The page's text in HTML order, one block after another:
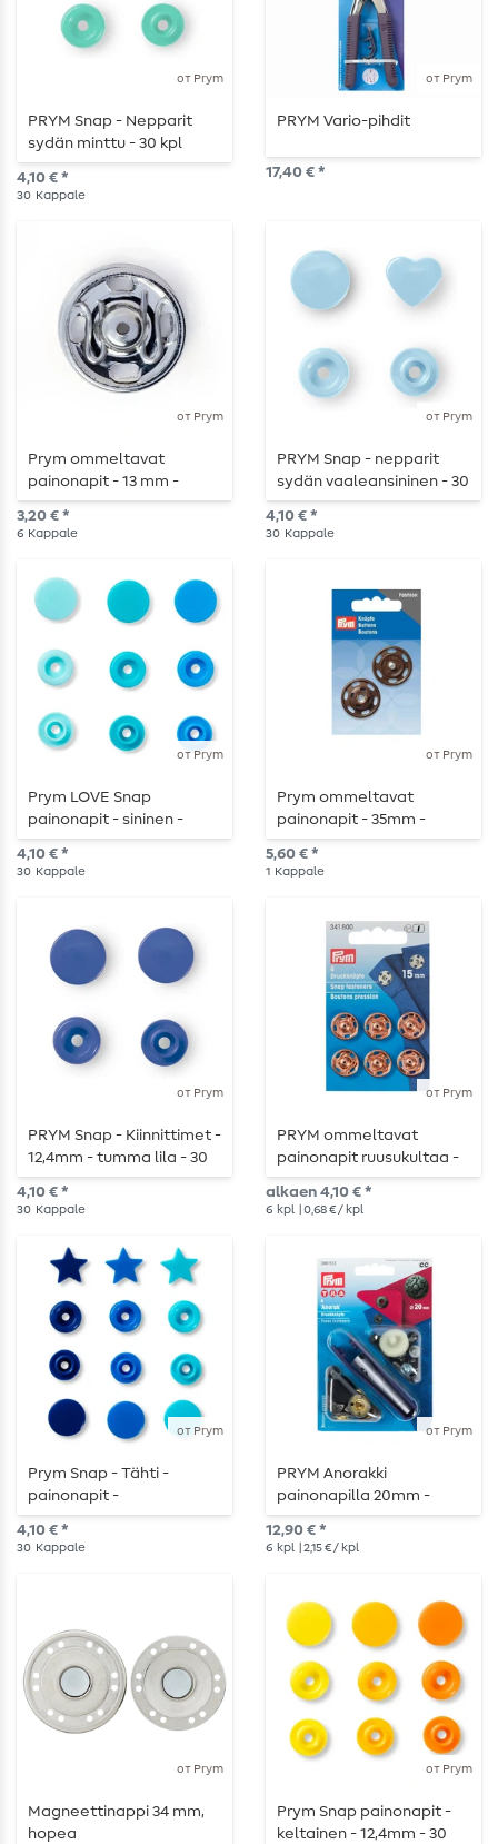
от Prym
PRYM Snap - Nepparit
sydän minttu - 30 kpl
4,10 € *
30 Kappale
от Prym
PRYM Vario-pihdit
17,40 € *
от Prym
Prym ommeltavat
painonapit - 13 mm -
hopeanvärinen - 6 kpl
3,20 € *
6 Kappale
от Prym
PRYM Snap - nepparit
sydän vaaleansininen - 30
kpl
4,10 € *
30 Kappale
от Prym
Prym LOVE Snap
painonapit - sininen -
12,4mm - 30 kpl
4,10 € *
30 Kappale
от Prym
Prym ommeltavat
painonapit - 35mm -
ruskea - 1 kpl
5,60 € *
1 Kappale
от Prym
PRYM Snap - Kiinnittimet -
12,4mm - tumma lila - 30
kpl
4,10 € *
30 Kappale
от Prym
PRYM ommeltavat
painonapit ruusukultaa -
eri kokoja
alkaen 4,10 € *
6 kpl | 0,68 € / kpl
от Prym
Prym Snap - Tähti -
painonapit -
sininen/turkoosi/muste -
30 kpl
4,10 € *
30 Kappale
от Prym
PRYM Anorakki
painonapilla 20mm -
Fusion - Fusion
12,90 € *
6 kpl | 2,15 € / kpl
от Prym
Magneettinappi 34 mm,
hopea
от Prym
Prym Snap painonapit -
keltainen - 12,4mm - 30